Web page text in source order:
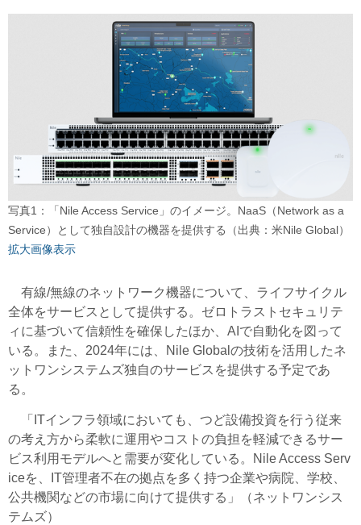
写真1：「Nile Access Service」のイメージ。NaaS（Network as a
Service）として独自設計の機器を提供する（出典：米Nile Global）
拡大画像表示
有線/無線のネットワーク機器について、ライフサイクル
全体をサービスとして提供する。ゼロトラストセキュリテ
ィに基づいて信頼性を確保したほか、AIで自動化を図って
いる。また、2024年には、Nile Globalの技術を活用したネ
ットワンシステムズ独自のサービスを提供する予定であ
る。
「ITインフラ領域においても、つど設備投資を行う従来
の考え方から柔軟に運用やコストの負担を軽減できるサー
ビス利用モデルへと需要が変化している。Nile Access Serv
iceを、IT管理者不在の拠点を多く持つ企業や病院、学校、
公共機関などの市場に向けて提供する」（ネットワンシス
テムズ）